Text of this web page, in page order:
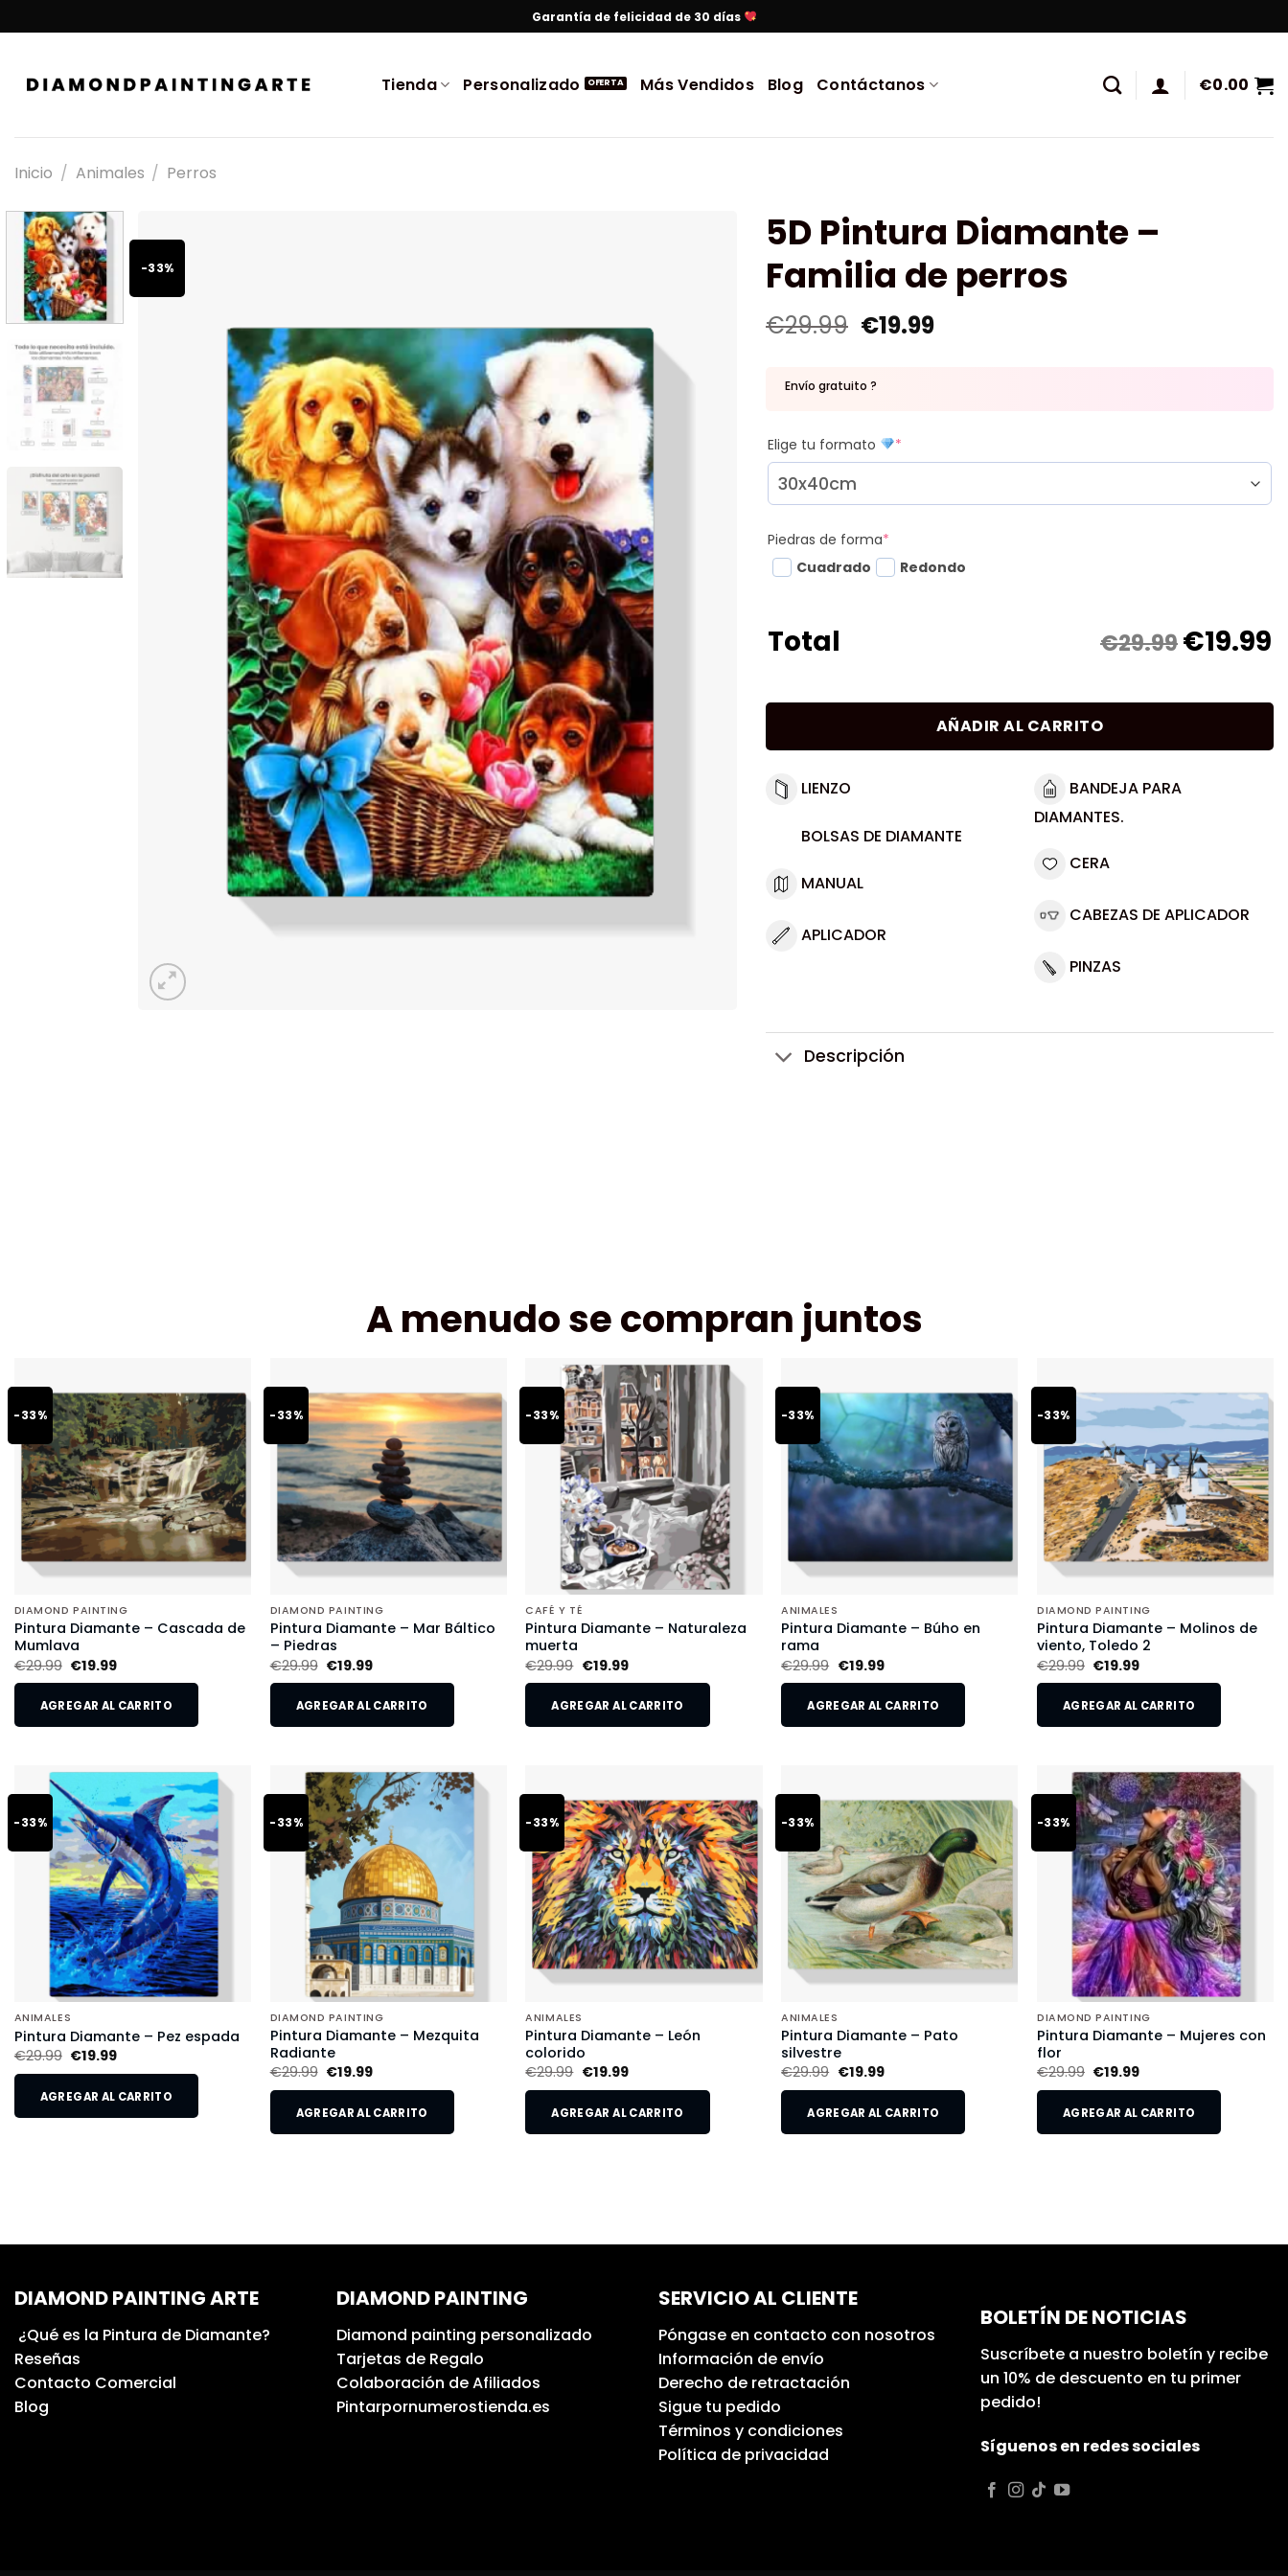
Garantía de felicidad de 30 días
Tienda Personalizado Más Vendidos Blog Contáctanos €0.00
Inicio / Animales / Perros
-33%
5D Pintura Diamante –
Familia de perros
€29.99 €19.99
Envío gratuito ?
Elige tu formato *
Piedras de forma*
Cuadrado
Redondo
Total €29.99€19.99
AÑADIR AL CARRITO
LIENZO
BOLSAS DE DIAMANTE
MANUAL
APLICADOR
BANDEJA PARA
DIAMANTES.
CERA
CABEZAS DE APLICADOR
PINZAS
Descripción
A menudo se compran juntos
-33%
DIAMOND PAINTING
Pintura Diamante – Cascada de
Mumlava
€29.99 €19.99
AGREGAR AL CARRITO
-33%
DIAMOND PAINTING
Pintura Diamante – Mar Báltico
– Piedras
€29.99 €19.99
AGREGAR AL CARRITO
-33%
CAFÉ Y TÉ
Pintura Diamante – Naturaleza
muerta
€29.99 €19.99
AGREGAR AL CARRITO
-33%
ANIMALES
Pintura Diamante – Búho en
rama
€29.99 €19.99
AGREGAR AL CARRITO
-33%
DIAMOND PAINTING
Pintura Diamante – Molinos de
viento, Toledo 2
€29.99 €19.99
AGREGAR AL CARRITO
-33%
ANIMALES
Pintura Diamante – Pez espada
€29.99 €19.99
AGREGAR AL CARRITO
-33%
DIAMOND PAINTING
Pintura Diamante – Mezquita
Radiante
€29.99 €19.99
AGREGAR AL CARRITO
-33%
ANIMALES
Pintura Diamante – León
colorido
€29.99 €19.99
AGREGAR AL CARRITO
-33%
ANIMALES
Pintura Diamante – Pato
silvestre
€29.99 €19.99
AGREGAR AL CARRITO
-33%
DIAMOND PAINTING
Pintura Diamante – Mujeres con
flor
€29.99 €19.99
AGREGAR AL CARRITO
DIAMOND PAINTING ARTE
¿Qué es la Pintura de Diamante?
Reseñas
Contacto Comercial
Blog
DIAMOND PAINTING
Diamond painting personalizado
Tarjetas de Regalo
Colaboración de Afiliados
Pintarpornumerostienda.es
SERVICIO AL CLIENTE
Póngase en contacto con nosotros
Información de envío
Derecho de retractación
Sigue tu pedido
Términos y condiciones
Política de privacidad
BOLETÍN DE NOTICIAS
Suscríbete a nuestro boletín y recibe
un 10% de descuento en tu primer
pedido!
Síguenos en redes sociales